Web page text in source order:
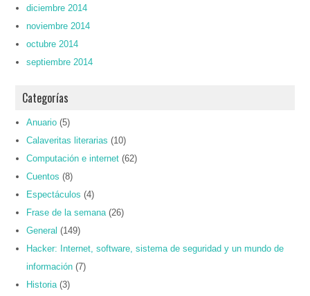
diciembre 2014
noviembre 2014
octubre 2014
septiembre 2014
Categorías
Anuario (5)
Calaveritas literarias (10)
Computación e internet (62)
Cuentos (8)
Espectáculos (4)
Frase de la semana (26)
General (149)
Hacker: Internet, software, sistema de seguridad y un mundo de
información (7)
Historia (3)